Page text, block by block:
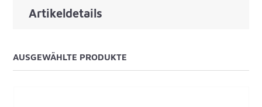
Artikeldetails
AUSGEWÄHLTE PRODUKTE